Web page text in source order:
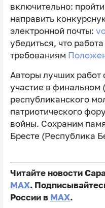
включительно:
направить
электронной почты:
убедиться, что
требованиям
Авторы лучших работ
участие в финальном
республиканского
патриотического
войны. Сохраним
Бресте (Республика
Читайте новости
MAX.
России в MAX.